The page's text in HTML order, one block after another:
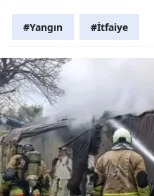
#Yangın #İtfaiye